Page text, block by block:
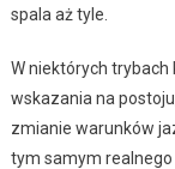
spala aż tyle.
W niektórych
wskazania na
zmianie warunków
tym samym